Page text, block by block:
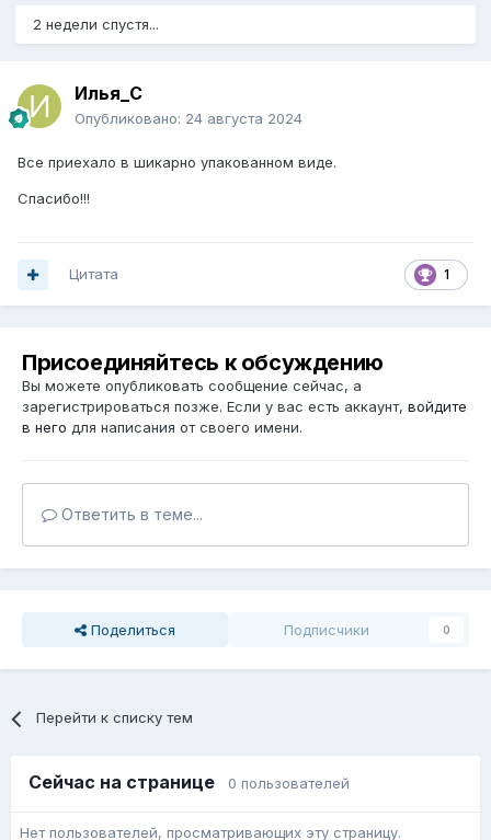
2 недели спустя...
Илья_C
Опубликовано: 24 августа 2024
Все приехало в шикарно упакованном виде.
Спасибо!!!
1
Цитата
Присоединяйтесь к обсуждению
Вы можете опубликовать сообщение сейчас, а
зарегистрироваться позже. Если у вас есть аккаунт, войдите
в него для написания от своего имени.
Ответить в теме...
Поделиться Подписчики 0
Перейти к списку тем
Сейчас на странице 0 пользователей
Нет пользователей, просматривающих эту страницу.